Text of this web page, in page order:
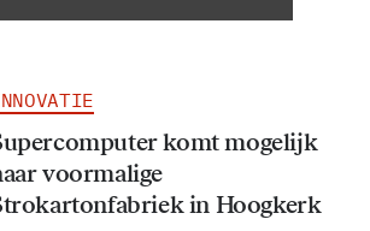
komt mogelijk
voormalige
in Hoogkerk